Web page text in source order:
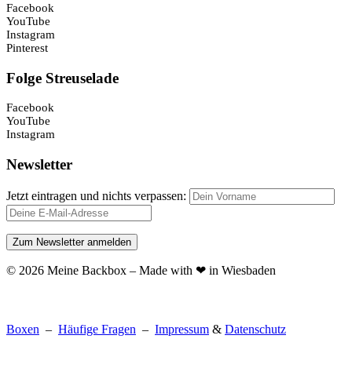
Facebook
YouTube
Instagram
Pinterest
Folge Streuselade
Facebook
YouTube
Instagram
Newsletter
Jetzt eintragen und nichts verpassen:
© 2026 Meine Backbox – Made with ❤ in Wiesbaden
Boxen – Häufige Fragen – Impressum & Datenschutz